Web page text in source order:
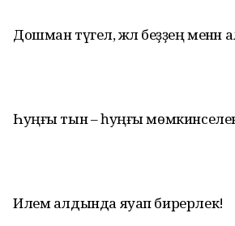
Дошман түгел, әжәл беҙҙең менән
Һуңғы тын – һуңғы
Илем алдында яуап бирерлек!